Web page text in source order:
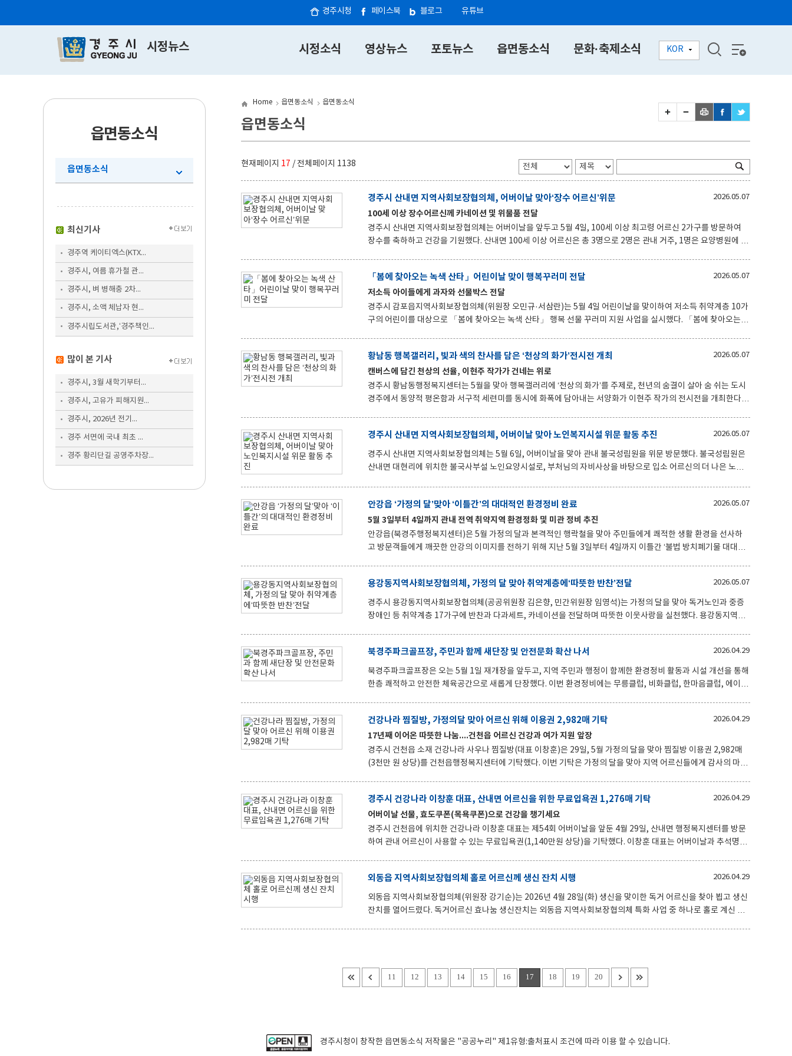
경주시청 페이스북 블로그 유튜브
시정뉴스 시정소식 영상뉴스 포토뉴스 읍면동소식 문화·축제소식 KOR
읍면동소식
읍면동소식
최신기사
경주역 케이티엑스(KTX...
경주시, 여름 휴가철 관...
경주시, 벼 병해충 2차...
경주시, 소액 체납자 현...
경주시립도서관,‘경주책인...
많이 본 기사
경주시, 3월 새학기부터...
경주시, 고유가 피해지원...
경주시, 2026년 전기...
경주 서면에 국내 최초 ...
경주 황리단길 공영주차장...
Home 읍면동소식 읍면동소식
읍면동소식
현재페이지 17 / 전체페이지 1138
경주시 산내면 지역사회보장협의체, 어버이날 맞아‘장수 어르신’위문 2026.05.07
100세 이상 장수어르신께 카네이션 및 위물품 전달
경주시 산내면 지역사회보장협의체는 어버이날을 앞두고 5월 4일, 100세 이상 최고령 어르신 2가구를 방문하여
장수를 축하하고 건강을 기원했다. 산내면 100세 이상 어르신은 총 3명으로 2명은 관내 거주, 1명은 요양병원에 입
내면 지역사회보장협의체 위원들은 어르신을 찾아 뵙고 어버이 은혜에 감사 인사와 건강을 기원하며 카네이션을
직접 가슴에 달아드리고 카네이션 꽃바구니와 위문품을 전달했다. 101세 고령에도 전동스쿠터를 타고 농번기에 바
쁜 들판을 둘러보는 김모 어르신은 3년째 찾아
「봄에 찾아오는 녹색 산타」어린이날 맞이 행복꾸러미 전달 2026.05.07
저소득 아이들에게 과자와 선물박스 전달
경주시 감포읍지역사회보장협의체(위원장 오민규·서삼란)는 5월 4일 어린이날을 맞이하여 저소득 취약계층 10가
구의 어린이를 대상으로 「봄에 찾아오는 녹색 산타」 행복 선물 꾸러미 지원 사업을 실시했다. 「봄에 찾아오는
사회보장협의체의 행복 선물꾸러미 지원 사업은 매년 봄(5월)에 실시하고 있으며 가정의 달을 맞이하여 어린이들
이 행복한 추억을 가질 수 있기를 바라는 마음으로 준비한다. 감포읍지역사회보장협의체 서삼란 민간위원장은 “나
라의 새싹인 아이들이 누구 하나도 소외되지 않고 자신의 꿈을 펼칠 수
황남동 행복갤러리, 빛과 색의 찬사를 담은 ‘천상의 화가’전시전 개최 2026.05.07
캔버스에 담긴 천상의 선율, 이현주 작가가 건네는 위로
경주시 황남동행정복지센터는 5월을 맞아 행복갤러리에 ‘천상의 화가’를 주제로, 천년의 숨결이 살아 숨 쉬는 도시
경주에서 동양적 평온함과 서구적 세련미를 동시에 화폭에 담아내는 서양화가 이현주 작가의 전시전을 개최한다.
은 빛과 독보적인 색감을 통해 절망 속에서도 피어나는 희망과 치유의 메시지를 전한다. 이현주 작가는 "이번 적품
전시 준비에 함께 해준 분들에게 감사를 전하며, 경주를 찾는 많은 관람객들이 잠시나마 일상의 무게를 내려놓고 영
혼의 휴식을 경험할 수 있기를 바란다.”고 전했다.
경주시 산내면 지역사회보장협의체, 어버이날 맞아 노인복지시설 위문 활동 추진 2026.05.07
경주시 산내면 지역사회보장협의체는 5월 6일, 어버이날을 맞아 관내 불국성림원을 위문 방문했다. 불국성림원은
산내면 대현리에 위치한 불국사부설 노인요양시설로, 부처님의 자비사상을 바탕으로 입소 어르신의 더 나은 노후
에 동참하고자 산내면 지역사회보장협의체에서 위문품을 준비했으며 지역사회 내 돌봄기능 강화에 앞장서게 되는
시간이 됐다. 시설을 방문한 지역사회보장협의체 위원들은 입소 어르신들의 건강과 안부를 살핀 후, 경로잔치 공연
을 보면서 함께 웃고 식사를 도와드리며 가족과 함께 하는 시간을 선
안강읍 ‘가정의 달’맞아 ‘이틀간’의 대대적인 환경정비 완료 2026.05.07
5월 3일부터 4일까지 관내 전역 취약지역 환경정화 및 미관 정비 추진
안강읍(북경주행정복지센터)은 5월 가정의 달과 본격적인 행락철을 맞아 주민들에게 쾌적한 생활 환경을 선사하
고 방문객들에게 깨끗한 안강의 이미지를 전하기 위해 지난 5월 3일부터 4일까지 이틀간 ‘불법 방치폐기물 대대적
와 강교리 내 위험 지역 폐기물을 처리하기 위해 전문 폐기물 처리업체와 전격적으로 계약을 체결하여 정비를 마쳤
다. 전문 장비와 인력이 투입된 이번 위탁 처리를 통해 인력만으로는 접근이 힘들었던 장소에 방치된 대형 폐기물들
을 신속하고 안전하게 수거함으로써 환경 오염원을 근본적으로 차단하였다
용강동지역사회보장협의체, 가정의 달 맞아 취약계층에‘따뜻한 반찬’전달 2026.05.07
경주시 용강동지역사회보장협의체(공공위원장 김은향, 민간위원장 임영석)는 가정의 달을 맞아 독거노인과 중증
장애인 등 취약계층 17가구에 반찬과 다과세트, 카네이션을 전달하며 따뜻한 이웃사랑을 실천했다. 용강동지역사
은 정성이지만 따뜻한 마음을 나눌 수 있어 기쁘다”며 “앞으로도 어려운 이웃과 함께하는 활동을 지속하겠다”고 말
했다. 김은향 용강동장은 “이웃사랑을 실천해주신 협의체 위원들께 감사드리며, 주민이 체감할 수 있는 맞춤형 복
지를 실현하겠다”고 강조했다. 협의체 위원들은 이번 행사에서 단순한
북경주파크골프장, 주민과 함께 새단장 및 안전문화 확산 나서 2026.04.29
북경주파크골프장은 오는 5월 1일 재개장을 앞두고, 지역 주민과 행정이 함께한 환경정비 활동과 시설 개선을 통해
한층 쾌적하고 안전한 체육공간으로 새롭게 단장했다. 이번 환경정비에는 무릉클럽, 비화클럽, 한마음클럽, 에이스
은 경기력 향상뿐만 아니라 안전사고 예방에도 긍정적인 효과를 가져올 것으로 기대된다. 이와 함께 북경주행정복
지센터는 3월부터 4월까지 휴장기간 동안 시설 전반에 대한 보수 및 확충 사업을 집중적으로 추진했다. 잔디 보식
과 모래 투입, 면 고르기 작업을 통해 코스 상태
건강나라 찜질방, 가정의달 맞아 어르신 위해 이용권 2,982매 기탁 2026.04.29
17년째 이어온 따뜻한 나눔....건천읍 어르신 건강과 여가 지원 앞장
경주시 건천읍 소재 건강나라 사우나 찜질방(대표 이창훈)은 29일, 5월 가정의 달을 맞아 찜질방 이용권 2,982매
(3천만 원 상당)를 건천읍행정복지센터에 기탁했다. 이번 기탁은 가정의 달을 맞아 지역 어르신들에게 감사의 마음
기로 꾸준한 나눔을 실천해오고 있으며, 올해로 17년째 지역사회와 함께하는 따뜻한 기부를 이어오고 있다. 이러한
지속적인 선행은 지역 내 ‘착한 가게’의 모범 사례로 자리매김하고 있다. 이창훈 건강나라 대표는 “가정의 달을 맞아
지역 어르신들께 작지만 따뜻한 위로와
경주시 건강나라 이창훈 대표, 산내면 어르신을 위한 무료입욕권 1,276매 기탁 2026.04.29
어버이날 선물, 효도쿠폰(목욕쿠폰)으로 건강을 챙기세요
경주시 건천읍에 위치한 건강나라 이창훈 대표는 제54회 어버이날을 앞둔 4월 29일, 산내면 행정복지센터를 방문
하여 관내 어르신이 사용할 수 있는 무료입욕권(1,140만원 상당)을 기탁했다. 이창훈 대표는 어버이날과 추석명절
러한 이 대표의 꾸준한 활동은 지역 주민들에게 큰 감동을 주고 있다. 이번 무료입욕권은 총 1,276매를 발행해 산내
면에 거주하는 70세 이상 어르신에게 제공됐다. 무료입욕권을 전달받은 한 어르신은“농번기에 피곤한 몸을 따뜻한
물에 담그면 피로가 시원하게 사라지겠다”며 감사
외동읍 지역사회보장협의체 홀로 어르신께 생신 잔치 시행 2026.04.29
외동읍 지역사회보장협의체(위원장 강기순)는 2026년 4월 28일(화) 생신을 맞이한 독거 어르신을 찾아 뵙고 생신
잔치를 열어드렸다. 독거어르신 효나눔 생신잔치는 외동읍 지역사회보장협의체 특화 사업 중 하나로 홀로 계신 어
으니 매우 기쁘다”고 소감을 전했다.
11 12 13 14 15 16 17 18 19 20
경주시청이 창작한 읍면동소식 저작물은 "공공누리" 제1유형:출처표시 조건에 따라 이용 할 수 있습니다.